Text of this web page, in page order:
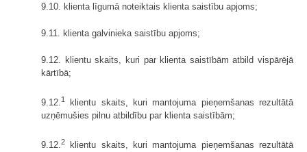
9.10. klienta līgumā noteiktais klienta saistību apjoms;
9.11. klienta galvinieka saistību apjoms;
9.12. klientu skaits, kuri par klienta saistībām atbild vispārējā
kārtībā;
9.12.1
klientu skaits, kuri mantojuma pieņemšanas rezultātā
uzņēmušies pilnu atbildību par klienta saistībām;
9.12.2
klientu skaits, kuri mantojuma pieņemšanas rezultātā